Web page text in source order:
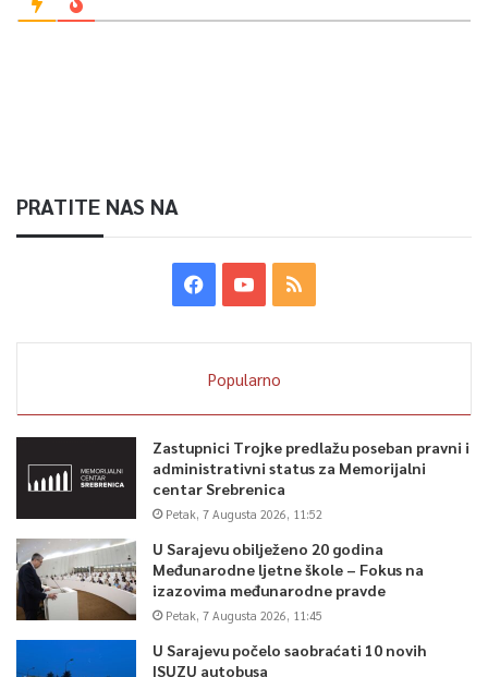
separatizma, predvođeni Miloradom Dodikom i njegovim
Memoranduma probosanskih stranaka koje imaju svoje
zastupnike u Parlamentarnoj skupštini BiH. U ovom dokumentu
poziva se na sve suprotno od onoga što traži Banja Luka –
zahtijeva se striktno zadržavanje institucije OHR-a i prisustva
PRATITE NAS NA
Popularno
Zastupnici Trojke predlažu poseban pravni i
administrativni status za Memorijalni
centar Srebrenica
Petak, 7 Augusta 2026, 11:52
U Sarajevu obilježeno 20 godina
Međunarodne ljetne škole – Fokus na
izazovima međunarodne pravde
Petak, 7 Augusta 2026, 11:45
U Sarajevu počelo saobraćati 10 novih
ISUZU autobusa